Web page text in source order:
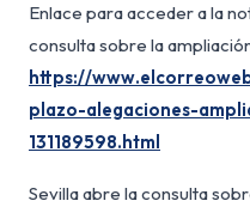
Enlace para acceder a la
consulta sobre la
https://
plazo-alegaciones-
131189598.html
Sevilla abre la consulta